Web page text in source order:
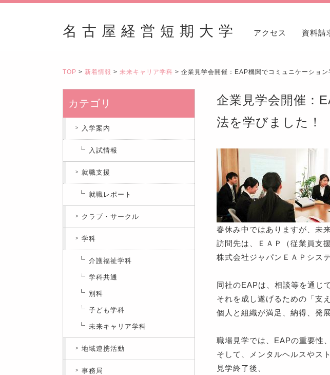
名古屋経営短期大学 アクセス 資料請
TOP > 新着情報 > 未来キャリア学科 > 企業見学会開催：EAP機関でコミュニケーショ
企業見学会開催：
法を学びました！
春休み中ではありますが、未
訪問先は、ＥＡＰ（従業員支
株式会社ジャパンＥＡＰシス
同社のEAPは、相談等を通じ
それを成し遂げるための「支
個人と組織が満足、納得、発
職場見学では、EAPの重要性
そして、メンタルヘルスやス
見学終了後、
カテゴリ
入学案内
入試情報
就職支援
就職レポート
クラブ・サークル
学科
介護福祉学科
学科共通
別科
子ども学科
未来キャリア学科
地域連携活動
事務局